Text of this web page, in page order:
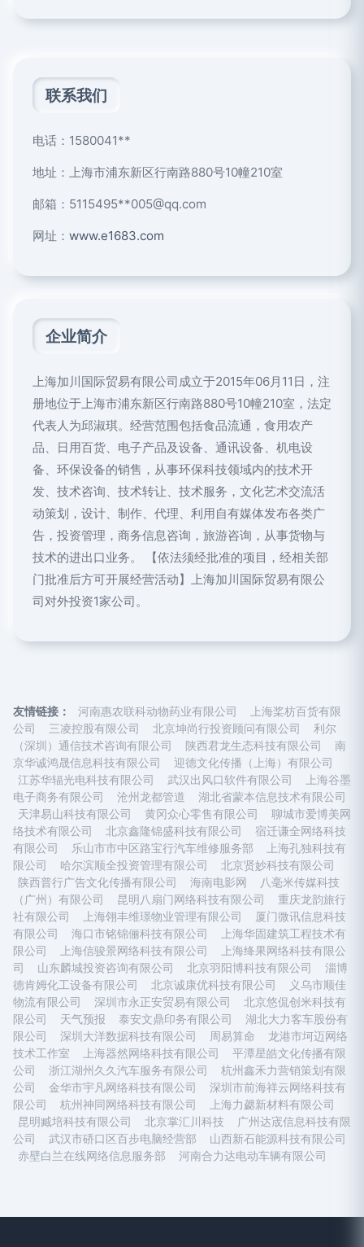
联系我们
电话：1580041**
地址：上海市浦东新区行南路880号10幢210室
邮箱：5115495**005@qq.com
网址： www.e1683.com
企业简介
上海加川国际贸易有限公司成立于2015年06月11日，注
册地位于上海市浦东新区行南路880号10幢210室，法定
代表人为邱淑琪。经营范围包括食品流通，食用农产
品、日用百货、电子产品及设备、通讯设备、机电设
备、环保设备的销售，从事环保科技领域内的技术开
发、技术咨询、技术转让、技术服务，文化艺术交流活
动策划，设计、制作、代理、利用自有媒体发布各类广
告，投资管理，商务信息咨询，旅游咨询，从事货物与
技术的进出口业务。 【依法须经批准的项目，经相关部
门批准后方可开展经营活动】上海加川国际贸易有限公
司对外投资1家公司。
友情链接： 河南惠农联科动物药业有限公司
上海桨枋百货有限
公司
三凌控股有限公司 北京坤尚行投资顾问有限公司
利尔
（深圳）通信技术咨询有限公司
陕西君龙生态科技有限公司
南
京华诚鸿晟信息科技有限公司
迎德文化传播（上海）有限公司
江苏华辐光电科技有限公司
武汉出风口软件有限公司
上海谷墨
电子商务有限公司
沧州龙都管道
湖北省蒙本信息技术有限公司
天津易山科技有限公司
黄冈众心零售有限公司
聊城市爱博美网
络技术有限公司
北京鑫隆锦盛科技有限公司
宿迁谦全网络科技
有限公司
乐山市市中区路宝行汽车维修服务部
上海孔独科技有
限公司
哈尔滨顺全投资管理有限公司
北京贤妙科技有限公司
陕西普行广告文化传播有限公司
海南电影网
八毫米传媒科技
（广州）有限公司
昆明八扇门网络科技有限公司
重庆龙韵旅行
社有限公司
上海翎丰维璟物业管理有限公司
厦门微讯信息科技
有限公司
海口市铭锦俪科技有限公司
上海华固建筑工程技术有
限公司
上海信骏景网络科技有限公司
上海绛果网络科技有限公
司
山东麟城投资咨询有限公司 北京羽阳博科技有限公司
淄博
德肯姆化工设备有限公司
北京诚康优科技有限公司
义乌市顺佳
物流有限公司
深圳市永正安贸易有限公司
北京悠侃创米科技有
限公司
天气预报 泰安文鼎印务有限公司
湖北大力客车股份有
限公司
深圳大洋数据科技有限公司 周易算命
龙港市坷迈网络
技术工作室
上海器然网络科技有限公司
平潭星皓文化传播有限
公司
浙江湖州久久汽车服务有限公司
杭州鑫禾力营销策划有限
公司
金华市宇凡网络科技有限公司
深圳市前海祥云网络科技有
限公司
杭州神同网络科技有限公司
上海力勰新材料有限公司
昆明臧培科技有限公司
北京掌汇川科技
广州达宬信息科技有限
公司
武汉市硚口区百步电脑经营部
山西新石能源科技有限公司
赤壁白兰在线网络信息服务部
河南合力达电动车辆有限公司